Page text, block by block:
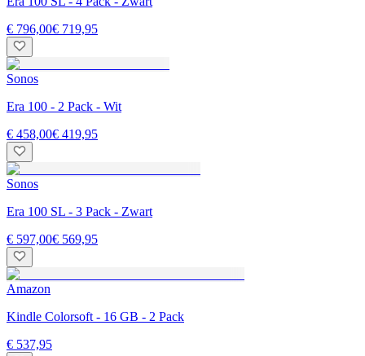
€ 796,00€ 719,95
Sonos
Era 100 - 2 Pack - Wit
€ 458,00€ 419,95
Sonos
Era 100 SL - 3 Pack - Zwart
€ 597,00€ 569,95
Amazon
Kindle Colorsoft - 16 GB - 2 Pack
€ 537,95